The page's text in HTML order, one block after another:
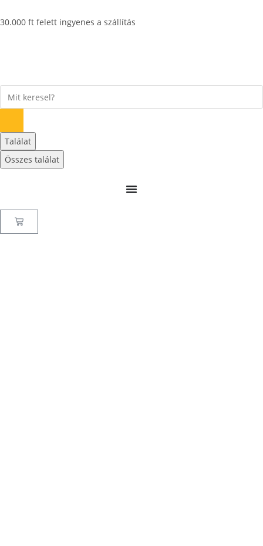
30.000 ft felett ingyenes a szállítás
Találat
Összes találat